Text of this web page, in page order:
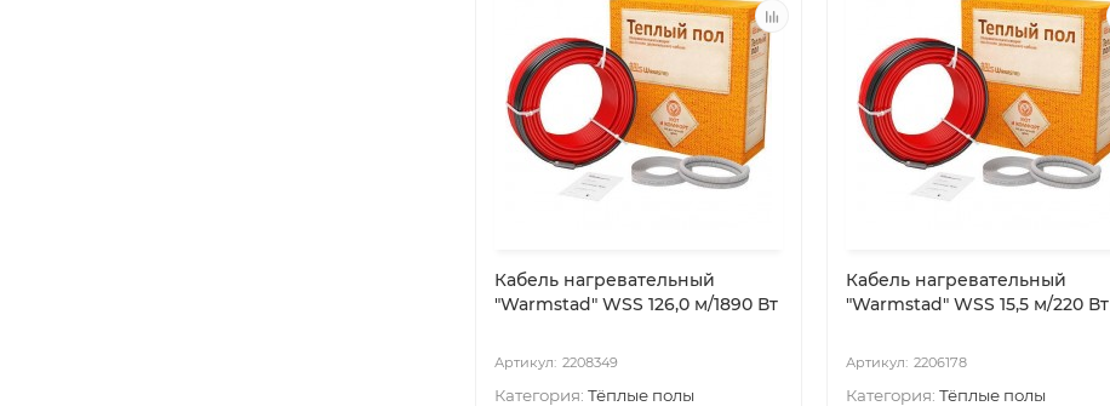
Кабель нагревательный
"Warmstad" WSS 126,0 м/1890 Вт
2208349
Категория: Тёплые полы
Кабель нагревательный
"Warmstad" WSS 15,5 м/220 Вт
2206178
Категория: Тёплые полы